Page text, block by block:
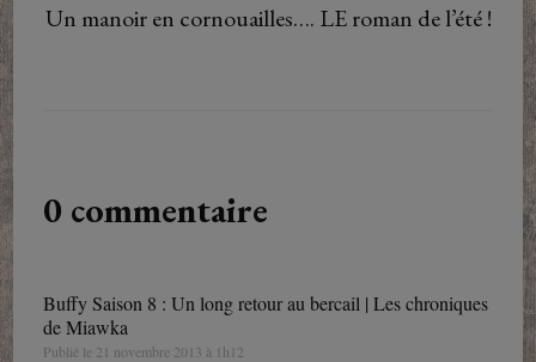
Un manoir en cornouailles…. LE roman de l’été !
0 commentaire
Buffy Saison 8 : Un long retour au bercail | Les chroniques
de Miawka
Publié le 21 novembre 2013 à 1h12